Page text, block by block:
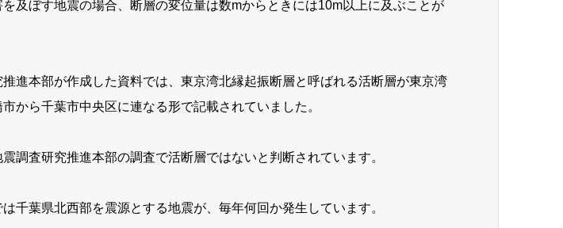
及ぼす地震の場合、断層の変位量は数mからときには10m以上に及ぶことが
推進本部が作成した資料では、東京湾北縁起振断層と呼ばれる活断層が東京湾
から千葉市中央区に連なる形で記載されていました。
調査研究推進本部の調査で活断層ではないと判断されています。
千葉県北西部を震源とする地震が、毎年何回か発生しています。